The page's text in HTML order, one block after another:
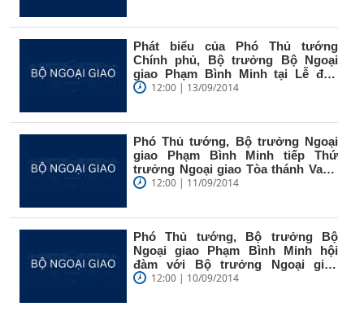
Phát biểu của Phó Thủ tướng
Chính phủ, Bộ trưởng Bộ Ngoại
giao Phạm Bình Minh tại Lễ đón
nhận...12:00 | 13/09/2014
Phó Thủ tướng, Bộ trưởng Ngoại
giao Phạm Bình Minh tiếp Thứ
trưởng Ngoại giao Tòa thánh Va-ti-
căng12:00 | 11/09/2014
Phó Thủ tướng, Bộ trưởng Bộ
Ngoại giao Phạm Bình Minh hội
đàm với Bộ trưởng Ngoại giao
Cộng hòa...
12:00 | 10/09/2014